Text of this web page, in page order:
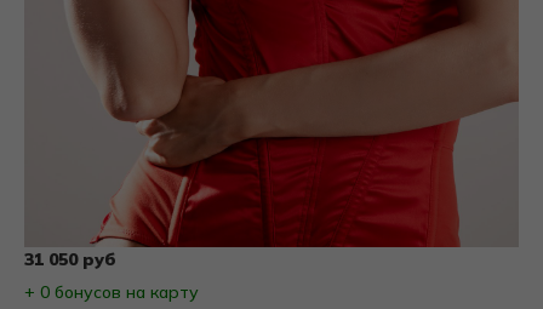
31 050 руб
+ 0 бонусов на карту